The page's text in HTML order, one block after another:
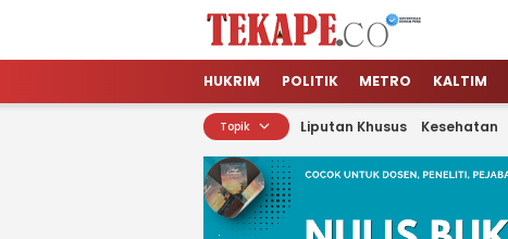
Tekape.co
Jendela Informasi Kita
HUKRIM POLITIK METRO KALTIM
Topik Liputan Khusus Kesehatan